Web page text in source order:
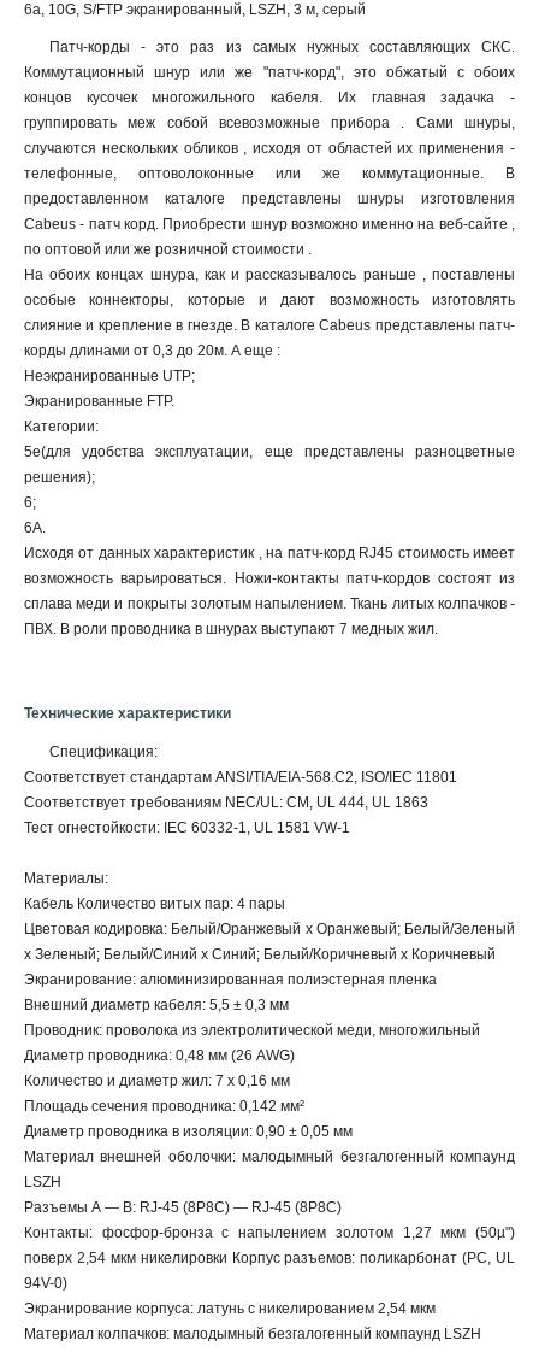
6a, 10G, S/FTP экранированный, LSZH, 3 м, серый
Патч-корды - это раз из самых нужных составляющих СКС.
Коммутационный шнур или же "патч-корд", это обжатый с обоих
концов кусочек многожильного кабеля. Их главная задачка -
группировать меж собой всевозможные прибора . Сами шнуры,
случаются нескольких обликов , исходя от областей их применения -
телефонные, оптоволоконные или же коммутационные. В
предоставленном каталоге представлены шнуры изготовления
Cabeus - патч корд. Приобрести шнур возможно именно на веб-сайте ,
по оптовой или же розничной стоимости .
На обоих концах шнура, как и рассказывалось раньше , поставлены
особые коннекторы, которые и дают возможность изготовлять
слияние и крепление в гнезде. В каталоге Cabeus представлены патч-
корды длинами от 0,3 до 20м. А еще :
Неэкранированные UTP;
Экранированные FTP.
Категории:
5е(для удобства эксплуатации, еще представлены разноцветные
решения);
6;
6А.
Исходя от данных характеристик , на патч-корд RJ45 стоимость имеет
возможность варьироваться. Ножи-контакты патч-кордов состоят из
сплава меди и покрыты золотым напылением. Ткань литых колпачков -
ПВХ. В роли проводника в шнурах выступают 7 медных жил.
Технические характеристики
Спецификация:
Соответствует стандартам ANSI/TIA/EIA-568.C2, ISO/IEC 11801
Соответствует требованиям NEC/UL: CM, UL 444, UL 1863
Тест огнестойкости: IEC 60332-1, UL 1581 VW-1
Материалы:
Кабель Количество витых пар: 4 пары
Цветовая кодировка: Белый/Оранжевый х Оранжевый; Белый/Зеленый
х Зеленый; Белый/Синий х Синий; Белый/Коричневый х Коричневый
Экранирование: алюминизированная полиэстерная пленка
Внешний диаметр кабеля: 5,5 ± 0,3 мм
Проводник: проволока из электролитической меди, многожильный
Диаметр проводника: 0,48 мм (26 AWG)
Количество и диаметр жил: 7 х 0,16 мм
Площадь сечения проводника: 0,142 мм²
Диаметр проводника в изоляции: 0,90 ± 0,05 мм
Материал внешней оболочки: малодымный безгалогенный компаунд
LSZH
Разъемы А — В: RJ-45 (8P8C) — RJ-45 (8P8C)
Контакты: фосфор-бронза с напылением золотом 1,27 мкм (50µ")
поверх 2,54 мкм никелировки Корпус разъемов: поликарбонат (PC, UL
94V-0)
Экранирование корпуса: латунь с никелированием 2,54 мкм
Материал колпачков: малодымный безгалогенный компаунд LSZH